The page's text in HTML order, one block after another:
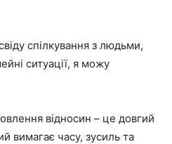
спілкування з людьми,
ситуації, я можу
відносин – це довгий
вимагає часу, зусиль та